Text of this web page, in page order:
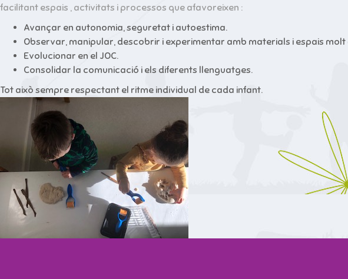
facilitant espais , activitats i processos que afavoreixen :
Avançar en autonomia, seguretat i autoestima.
Observar, manipular, descobrir i experimentar amb materials i espais molt
Evolucionar en el JOC.
Consolidar la comunicació i els diferents llenguatges.
Tot això sempre respectant el ritme individual de cada infant.